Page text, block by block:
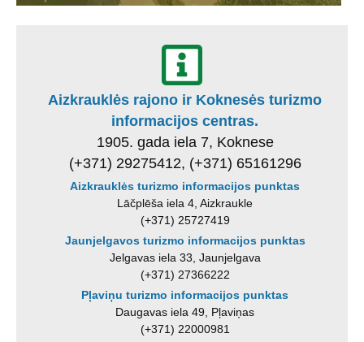
Aizkrauklės rajono ir Koknesės turizmo
informacijos centras.
1905. gada iela 7, Koknese
(+371) 29275412, (+371) 65161296
Aizkrauklės turizmo informacijos punktas
Lāčplēša iela 4, Aizkraukle
(+371) 25727419
Jaunjelgavos turizmo informacijos punktas
Jelgavas iela 33, Jaunjelgava
(+371) 27366222
Pļaviņu turizmo informacijos punktas
Daugavas iela 49, Pļaviņas
(+371) 22000981